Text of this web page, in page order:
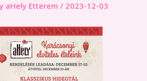
aHely Etterem / 2023-12-03